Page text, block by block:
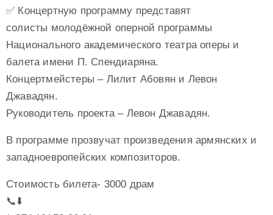
✅ Концертную программу представят
солисты молодёжной оперной программы
Национального академического театра оперы и
балета имени П. Спендиаряна.
Концертмейстеры – Лилит Абовян и Левон
Джавадян.
Руководитель проекта – Левон Джавадян.
В программе прозвучат произведения армянских и
западноевропейских композиторов.
Стоимость билета- 3000 драм
📞⬇️